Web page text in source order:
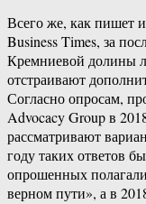
Всего же, как пишет
Business Times, за
Кремниевой долины
отстраивают
Согласно опросам,
Advocacy Group в
рассматривают
году таких ответов
опрошенных
верном пути», а в